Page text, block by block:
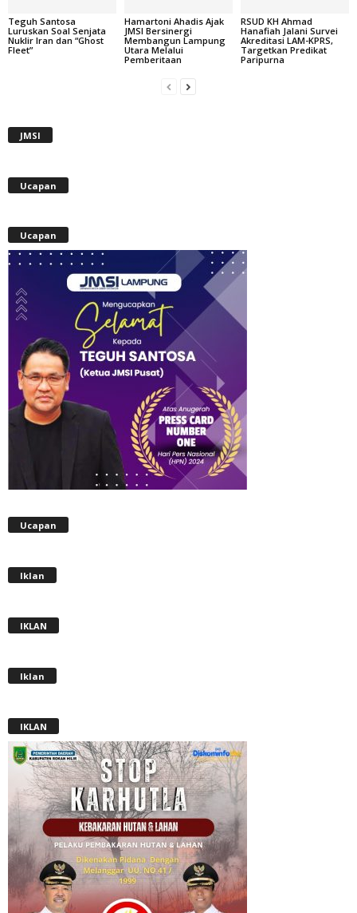
Teguh Santosa
Luruskan Soal Senjata
Nuklir Iran dan “Ghost
Fleet”
Hamartoni Ahadis Ajak
JMSI Bersinergi
Membangun Lampung
Utara Melalui
Pemberitaan
RSUD KH Ahmad
Hanafiah Jalani Survei
Akreditasi LAM-KPRS,
Targetkan Predikat
Paripurna
JMSI
Ucapan
Ucapan
Ucapan
Iklan
IKLAN
Iklan
IKLAN